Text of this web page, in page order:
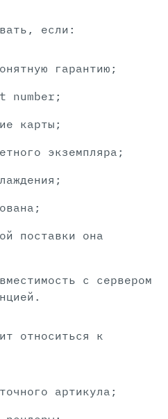
если:
гарантию;
number;
карты;
экземпляра;
поставки она
с сервером
относиться к
артикула;